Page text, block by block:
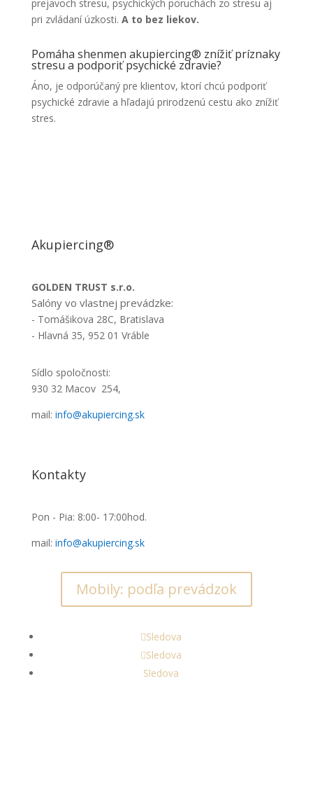
prejavoch stresu, psychických poruchách zo stresu aj
pri zvládaní úzkosti. A to bez liekov.
Pomáha shenmen akupiercing® znížiť príznaky
stresu a podporiť psychické zdravie?
Áno, je odporúčaný pre klientov, ktorí chcú podporiť
psychické zdravie a hľadajú prirodzenú cestu ako znížiť
stres.
Akupiercing®
GOLDEN TRUST s.r.o.
Salóny vo vlastnej prevádzke:
- Tomášikova 28C, Bratislava
- Hlavná 35, 952 01 Vráble
Sídlo spoločnosti:
930 32 Macov 254,
mail: info@akupiercing.sk
Kontakty
Pon - Pia: 8:00- 17:00hod.
mail: info@akupiercing.sk
Mobily: podľa prevádzok
Sledova
Sledova
Sledova